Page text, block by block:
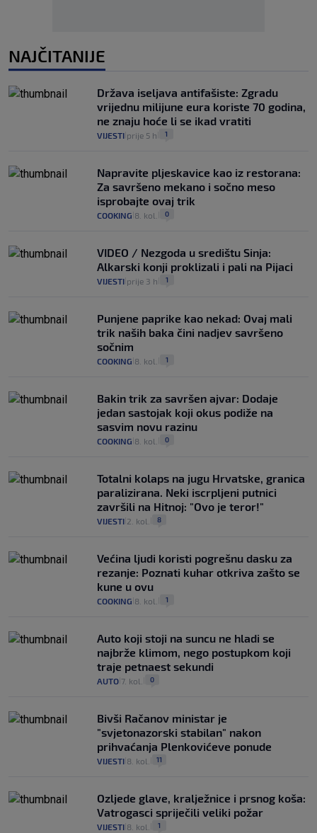
NAJČITANIJE
Država iseljava antifašiste: Zgradu
vrijednu milijune eura koriste 70 godina,
ne znaju hoće li se ikad vratiti
VIJESTI prije 5 h 1
Napravite pljeskavice kao iz restorana:
Za savršeno mekano i sočno meso
isprobajte ovaj trik
COOKING 8. kol. 0
VIDEO / Nezgoda u središtu Sinja:
Alkarski konji proklizali i pali na Pijaci
VIJESTI prije 3 h 1
Punjene paprike kao nekad: Ovaj mali
trik naših baka čini nadjev savršeno
sočnim
COOKING 8. kol. 1
Bakin trik za savršen ajvar: Dodaje
jedan sastojak koji okus podiže na
sasvim novu razinu
COOKING 8. kol. 0
Totalni kolaps na jugu Hrvatske, granica
paralizirana. Neki iscrpljeni putnici
završili na Hitnoj: "Ovo je teror!"
VIJESTI 2. kol. 8
Većina ljudi koristi pogrešnu dasku za
rezanje: Poznati kuhar otkriva zašto se
kune u ovu
COOKING 8. kol. 1
Auto koji stoji na suncu ne hladi se
najbrže klimom, nego postupkom koji
traje petnaest sekundi
AUTO 7. kol. 0
Bivši Račanov ministar je
"svjetonazorski stabilan" nakon
prihvaćanja Plenkovićeve ponude
VIJESTI 8. kol. 11
Ozljede glave, kralježnice i prsnog koša:
Vatrogasci spriječili veliki požar
VIJESTI 8. kol. 1